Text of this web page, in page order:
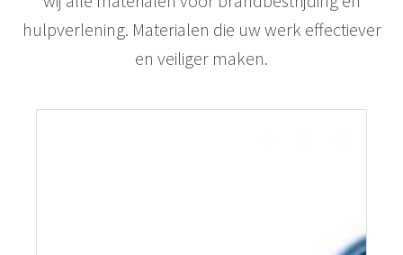
hulpverlening. Materialen die uw werk effectiever
en veiliger maken.